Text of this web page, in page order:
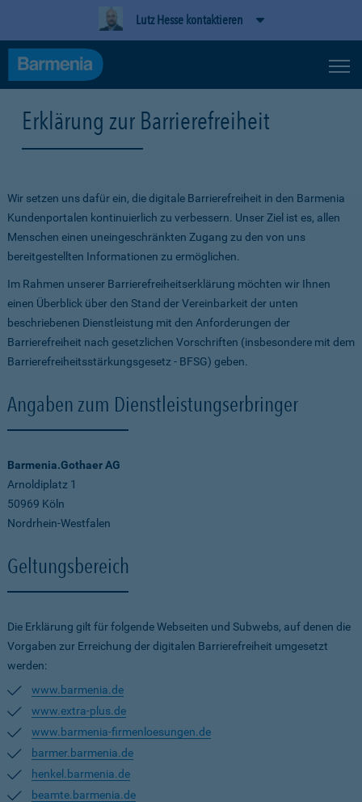
Lutz Hesse kontaktieren
Erklärung zur Barrierefreiheit
Wir setzen uns dafür ein, die digitale Barrierefreiheit in den Barmenia
Kundenportalen kontinuierlich zu verbessern. Unser Ziel ist es, allen
Menschen einen uneingeschränkten Zugang zu den von uns
bereitgestellten Informationen zu ermöglichen.
Im Rahmen unserer Barrierefreiheitserklärung möchten wir Ihnen
einen Überblick über den Stand der Vereinbarkeit der unten
beschriebenen Dienstleistung mit den Anforderungen der
Barrierefreiheit nach gesetzlichen Vorschriften (insbesondere mit dem
Barrierefreiheitsstärkungsgesetz - BFSG) geben.
Angaben zum Dienstleistungserbringer
Barmenia.Gothaer AG
Arnoldiplatz 1
50969 Köln
Nordrhein-Westfalen
Geltungsbereich
Die Erklärung gilt für folgende Webseiten und Subwebs, auf denen die
Vorgaben zur Erreichung der digitalen Barrierefreiheit umgesetzt
werden:
www.barmenia.de
www.extra-plus.de
www.barmenia-firmenloesungen.de
barmer.barmenia.de
henkel.barmenia.de
beamte.barmenia.de